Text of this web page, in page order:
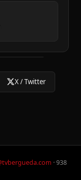
X / Twitter
· 938